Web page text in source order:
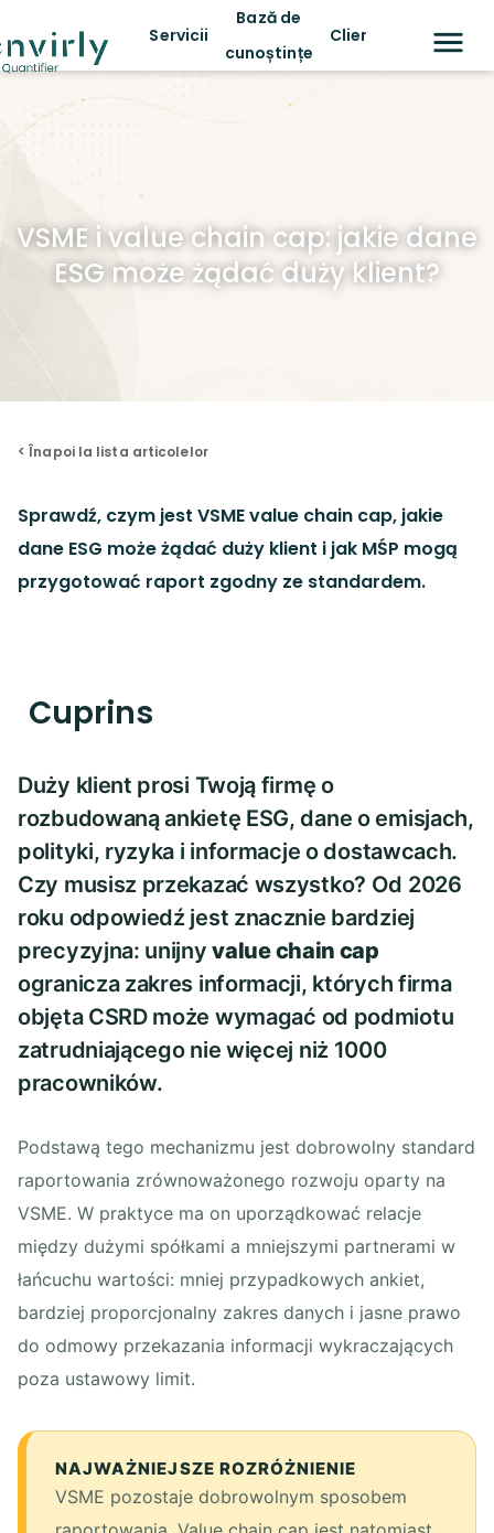
VSME i value chain cap: jakie dane
ESG może żądać duży klient?
< Înapoi la lista articolelor
Sprawdź, czym jest VSME value chain cap, jakie
dane ESG może żądać duży klient i jak MŚP mogą
przygotować raport zgodny ze standardem.
Cuprins
Duży klient prosi Twoją firmę o
rozbudowaną ankietę ESG, dane o emisjach,
polityki, ryzyka i informacje o dostawcach.
Czy musisz przekazać wszystko? Od 2026
roku odpowiedź jest znacznie bardziej
precyzyjna: unijnyvalue chain cap
ogranicza zakres informacji, których firma
objęta CSRD może wymagać od podmiotu
zatrudniającego nie więcej niż 1000
pracowników.
Podstawą tego mechanizmu jest dobrowolny standard
raportowania zrównoważonego rozwoju oparty na
VSME. W praktyce ma on uporządkować relacje
między dużymi spółkami a mniejszymi partnerami w
łańcuchu wartości: mniej przypadkowych ankiet,
bardziej proporcjonalny zakres danych i jasne prawo
do odmowy przekazania informacji wykraczających
poza ustawowy limit.
NAJWAŻNIEJSZE ROZRÓŻNIENIE
VSME pozostaje dobrowolnym sposobem
Servicii
Bază de
cunoștințe
Clienți